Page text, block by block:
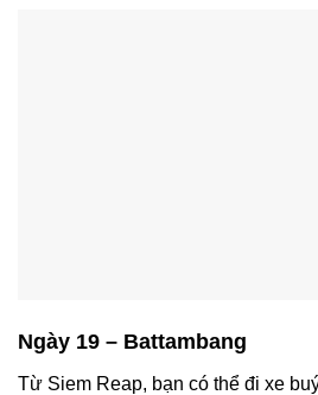
Ngày 19 – Battambang
Từ Siem Reap, bạn có thể đi xe